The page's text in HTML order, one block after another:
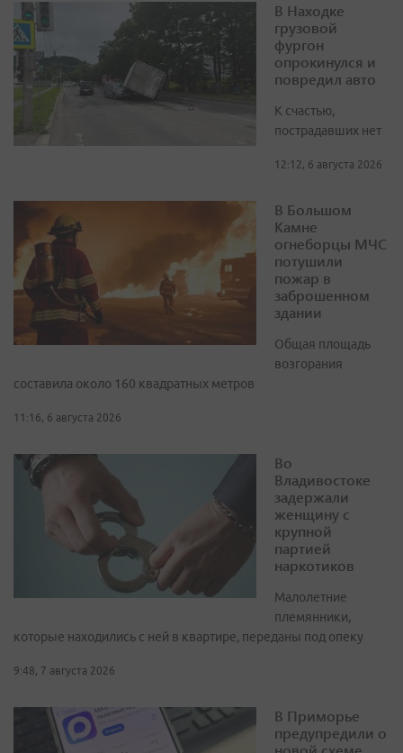
В Находке
грузовой
фургон
опрокинулся и
повредил авто
К счастью,
пострадавших нет
12:12, 6 августа 2026
В Большом
Камне
огнеборцы МЧС
потушили
пожар в
заброшенном
здании
Общая площадь
возгорания
составила около 160 квадратных метров
11:16, 6 августа 2026
Во
Владивостоке
задержали
женщину с
крупной
партией
наркотиков
Малолетние
племянники,
которые находились с ней в квартире, переданы под опеку
9:48, 7 августа 2026
В Приморье
предупредили о